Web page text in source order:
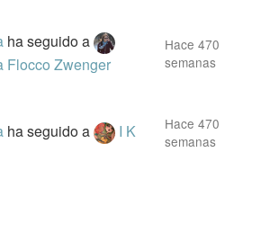
ha seguido a
Flocco Zwenger
Hace 470
semanas
ha seguido a I K
Hace 470
semanas